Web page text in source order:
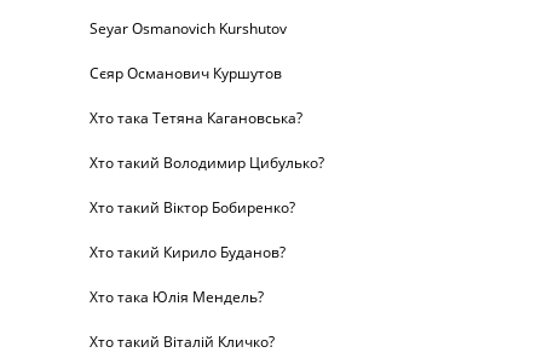
Seyar Osmanovich Kurshutov
Сєяр Османович Куршутов
Хто така Тетяна Кагановська?
Хто такий Володимир Цибулько?
Хто такий Віктор Бобиренко?
Хто такий Кирило Буданов?
Хто така Юлія Мендель?
Хто такий Віталій Кличко?